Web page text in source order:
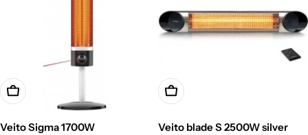
Toevoegen Aan Winkelwagen
Veito Sigma 1700W
Toevoegen Aan
Veito blade S 2500W silver